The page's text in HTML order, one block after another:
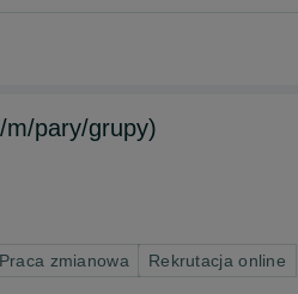
m/pary/grupy)
zmianowa Rekrutacja online